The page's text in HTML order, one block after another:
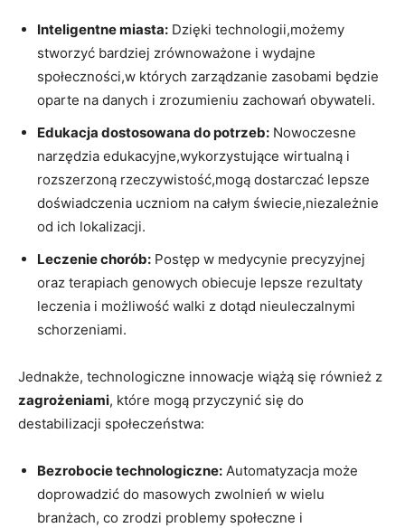
Inteligentne miasta: Dzięki technologii,możemy
stworzyć bardziej zrównoważone i wydajne
społeczności,w których zarządzanie zasobami będzie
oparte na danych i zrozumieniu zachowań obywateli.
Edukacja dostosowana do potrzeb: Nowoczesne
narzędzia edukacyjne,wykorzystujące wirtualną i
rozszerzoną rzeczywistość,mogą dostarczać lepsze
doświadczenia uczniom na całym świecie,niezależnie
od ich lokalizacji.
Leczenie chorób: Postęp w medycynie precyzyjnej
oraz terapiach genowych obiecuje lepsze rezultaty
leczenia i możliwość walki z dotąd nieuleczalnymi
schorzeniami.
Jednakże, technologiczne innowacje wiążą się również z
zagrożeniami, które mogą przyczynić się do
destabilizacji społeczeństwa:
Bezrobocie technologiczne: Automatyzacja może
doprowadzić do masowych zwolnień w wielu
branżach, co zrodzi problemy społeczne i